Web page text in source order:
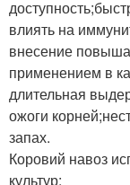
влиять на
внесение
применением в
длительная
ожоги
запах.
Коровий навоз
культур: